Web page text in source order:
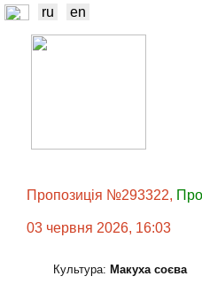
ru en
Пропозиція №293322,
03 червня 2026, 16:03
Культура: Макуха соєва